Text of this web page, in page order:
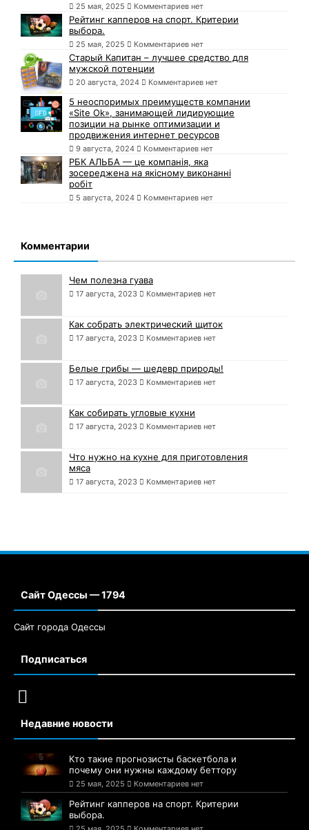
25 мая, 2025 Комментариев нет
Рейтинг капперов на спорт. Критерии
выбора.
25 мая, 2025 Комментариев нет
Старый Капитан – лучшее средство для
мужской потенции
20 августа, 2024 Комментариев нет
5 неоспоримых преимуществ компании
«Site Ok», занимающей лидирующие
позиции на рынке оптимизации и
продвижения интернет ресурсов
9 августа, 2024 Комментариев нет
РБК АЛЬБА — це компанія, яка
зосереджена на якісному виконанні
робіт
5 августа, 2024 Комментариев нет
Комментарии
Чем полезна гуава
17 августа, 2023 Комментариев нет
Как собрать электрический щиток
17 августа, 2023 Комментариев нет
Белые грибы — шедевр природы!
17 августа, 2023 Комментариев нет
Как собирать угловые кухни
17 августа, 2023 Комментариев нет
Что нужно на кухне для приготовления
мяса
17 августа, 2023 Комментариев нет
Сайт Одессы — 1794
Сайт города Одессы
Подписаться
Недавние новости
Кто такие прогнозисты баскетбола и
почему они нужны каждому беттору
25 мая, 2025 Комментариев нет
Рейтинг капперов на спорт. Критерии
выбора.